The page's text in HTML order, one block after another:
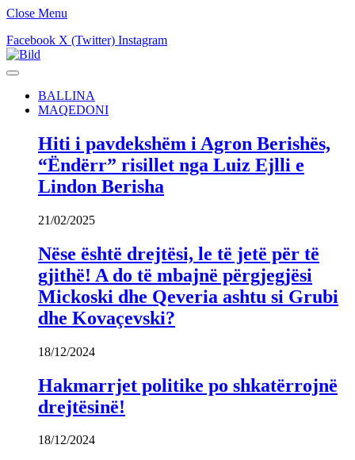
Close Menu
Facebook X (Twitter) Instagram
BALLINA
MAQEDONI
Hiti i pavdekshëm i Agron Berishës,
“Ëndërr” risillet nga Luiz Ejlli e
Lindon Berisha
21/02/2025
Nëse është drejtësi, le të jetë për të
gjithë! A do të mbajnë përgjegjësi
Mickoski dhe Qeveria ashtu si Grubi
dhe Kovaçevski?
18/12/2024
Hakmarrjet politike po shkatërrojnë
drejtësinë!
18/12/2024